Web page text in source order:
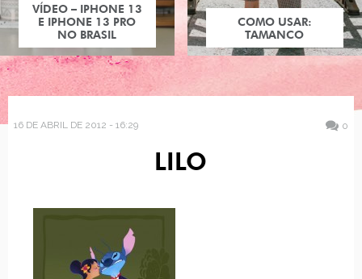
VÍDEO – IPHONE 13
E IPHONE 13 PRO
NO BRASIL
COMO USAR:
TAMANCO
16 DE ABRIL DE 2012 - 16:29 0
LILO